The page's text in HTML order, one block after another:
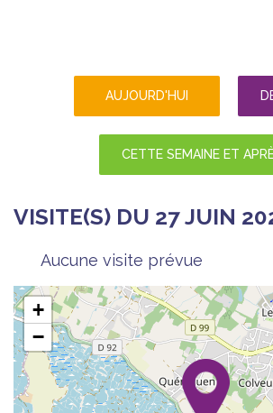
AUJOURD'HUI
CETTE SEMAINE ET
VISITE(S) DU 27 JUIN
Aucune visite prévue
+
−